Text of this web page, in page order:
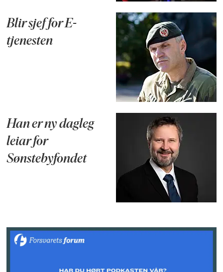
Blir sjef for E-
tjenesten
Han er ny dagleg
leiar for
Sønstebyfondet